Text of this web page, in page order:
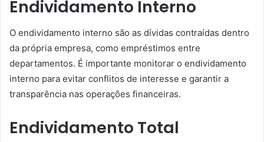
Endividamento Interno
O endividamento interno são as dívidas contraídas dentro
da própria empresa, como empréstimos entre
departamentos. É importante monitorar o endividamento
interno para evitar conflitos de interesse e garantir a
transparência nas operações financeiras.
Endividamento Total